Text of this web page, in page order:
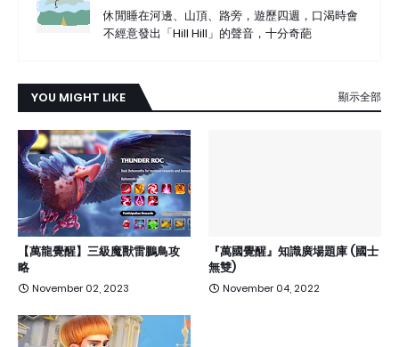
休閒睡在河邊、山頂、路旁，遊歷四週，口渴時會
不經意發出「Hill Hill」的聲音，十分奇葩
YOU MIGHT LIKE 顯示全部
【萬龍覺醒】三級魔獸雷鵬鳥攻
略
November 02, 2023
『萬國覺醒』知識廣場題庫 (國士
無雙)
November 04, 2022